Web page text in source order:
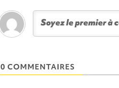
0 COMMENTAIRES